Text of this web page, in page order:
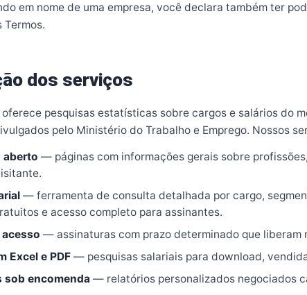
em nome de uma empresa, você declara também ter
Termos.
dos serviços
pesquisas estatísticas sobre cargos e salários do
pelo Ministério do Trabalho e Emprego. Nossos
aberto — páginas com informações gerais sobre
— ferramenta de consulta detalhada por cargo,
e acesso completo para assinantes.
— assinaturas com prazo determinado que
Excel e PDF — pesquisas salariais para download,
sob encomenda — relatórios personalizados negociados